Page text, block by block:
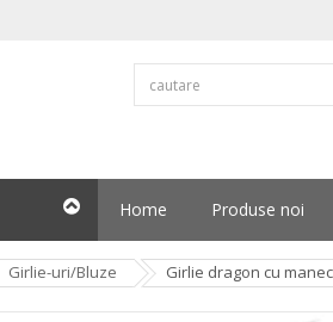
Home Produse noi
Girlie-uri/Bluze Girlie dragon cu